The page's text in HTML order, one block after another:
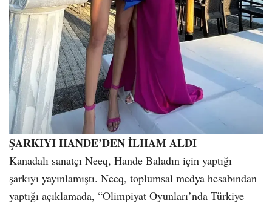
ŞARKIYI HANDE’DEN İLHAM ALDI
Kanadalı sanatçı Neeq, Hande Baladın için yaptığı
şarkıyı yayınlamıştı. Neeq, toplumsal medya hesabından
yaptığı açıklamada, “Olimpiyat Oyunları’nda Türkiye